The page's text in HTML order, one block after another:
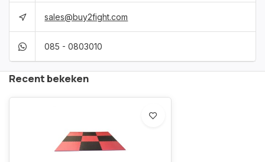
sales@buy2fight.com
085 - 0803010
Recent bekeken